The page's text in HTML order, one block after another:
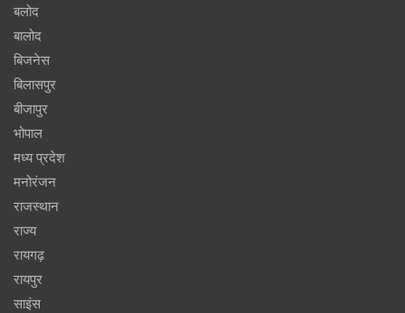
बलोद
बालोद
बिजनेस
बिलासपुर
बीजापुर
भोपाल
मध्य प्रदेश
मनोरंजन
राजस्थान
राज्य
रायगढ़
रायपुर
साइंस